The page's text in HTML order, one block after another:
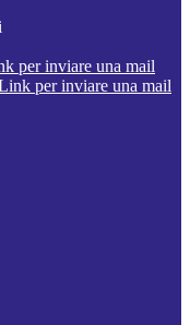
per inviare una mail
per inviare una mail